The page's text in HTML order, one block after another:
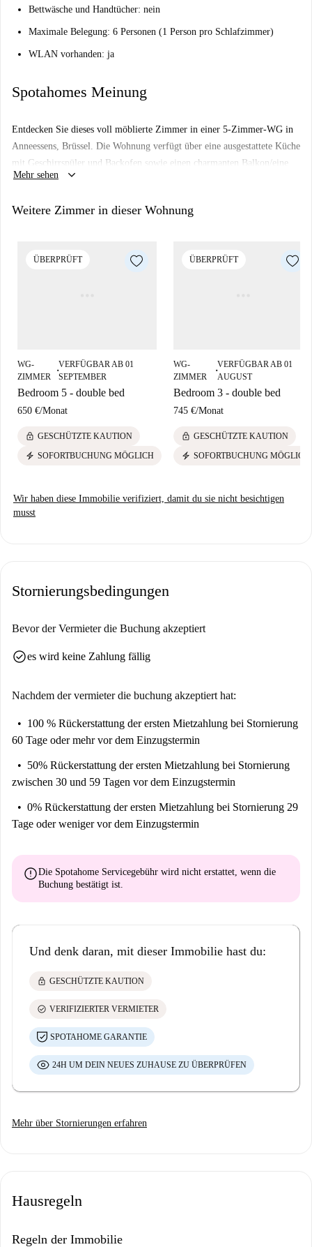
Bettwäsche und Handtücher: nein
Maximale Belegung: 6 Personen (1 Person pro Schlafzimmer)
WLAN vorhanden: ja
Spotahomes Meinung
Entdecken Sie dieses voll möblierte Zimmer in einer 5-Zimmer-WG in
Anneessens, Brüssel. Die Wohnung verfügt über eine ausgestattete Küche
mit Geschirrspüler und Backofen sowie einen charmanten Balkon/eine
Terrasse. Alle Nebenkosten, einschließlich Strom, Wasser, Gas, WLAN
der Wohnung (auf dem Balkon oder der Terrasse) gestattet. Die
hat die Immobilie persönlich überprüft und verifiziert.
ebenfalls gut erreichbar, was die Wohnung zu einem idealen Standort für
komfortables, urbanes Wohnen macht.
Mehr sehen keyboard_arrow_down
Weitere Zimmer in dieser Wohnung
ÜBERPRÜFT
WG-
ZIMMER
■
VERFÜGBAR AB 01
SEPTEMBER
Bedroom 5 - double bed
650 €/Monat
lock GESCHÜTZTE KAUTION
electric_bolt SOFORTBUCHUNG MÖGLICH
ÜBERPRÜFT
WG-
ZIMMER
■
VERFÜGBAR AB 01
AUGUST
Bedroom 3 - double bed
745 €/Monat
lock GESCHÜTZTE KAUTION
electric_bolt SOFORTBUCHUNG MÖGLICH
Wir haben diese Immobilie verifiziert, damit du sie nicht besichtigen
musst
Stornierungsbedingungen
Bevor der Vermieter die Buchung akzeptiert
check_circlees wird keine Zahlung fällig
Nachdem der vermieter die buchung akzeptiert hat:
100 % Rückerstattung der ersten Mietzahlung bei Stornierung
60 Tage oder mehr vor dem Einzugstermin
50% Rückerstattung der ersten Mietzahlung bei Stornierung
zwischen 30 und 59 Tagen vor dem Einzugstermin
0% Rückerstattung der ersten Mietzahlung bei Stornierung 29
Tage oder weniger vor dem Einzugstermin
errorDie Spotahome Servicegebühr wird nicht erstattet , wenn die
Buchung bestätigt ist.
Und denk daran, mit dieser Immobilie hast du:
lock GESCHÜTZTE KAUTION
check_circle VERIFIZIERTER VERMIETER
SPOTAHOME GARANTIE
24H UM DEIN NEUES ZUHAUSE ZU ÜBERPRÜFEN
Mehr über Stornierungen erfahren
Hausregeln
Regeln der Immobilie